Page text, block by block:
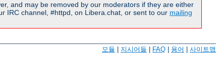
and may be removed by our moderators if they are either
IRC channel, #httpd, on Libera.chat, or sent to our mailing
모듈 지시어들 FAQ 용어 사이트맵